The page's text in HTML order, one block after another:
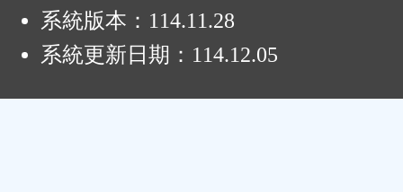
系統版本： 114.11.28
系統更新日期： 114.12.05